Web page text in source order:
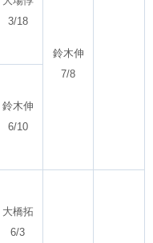
3/18
鈴木伸
7/8
鈴木伸
6/10
大橋拓
6/3